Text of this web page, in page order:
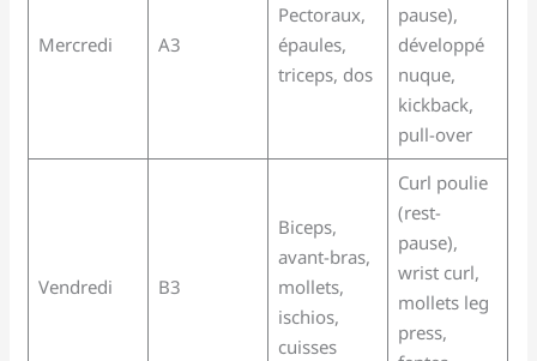
Mercredi A3
Pectoraux,
épaules,
triceps, dos
pause),
développé
nuque,
kickback,
pull-over
Vendredi B3
Biceps,
avant-bras,
mollets,
ischios,
cuisses
Curl poulie
(rest-
pause),
wrist curl,
mollets leg
press,